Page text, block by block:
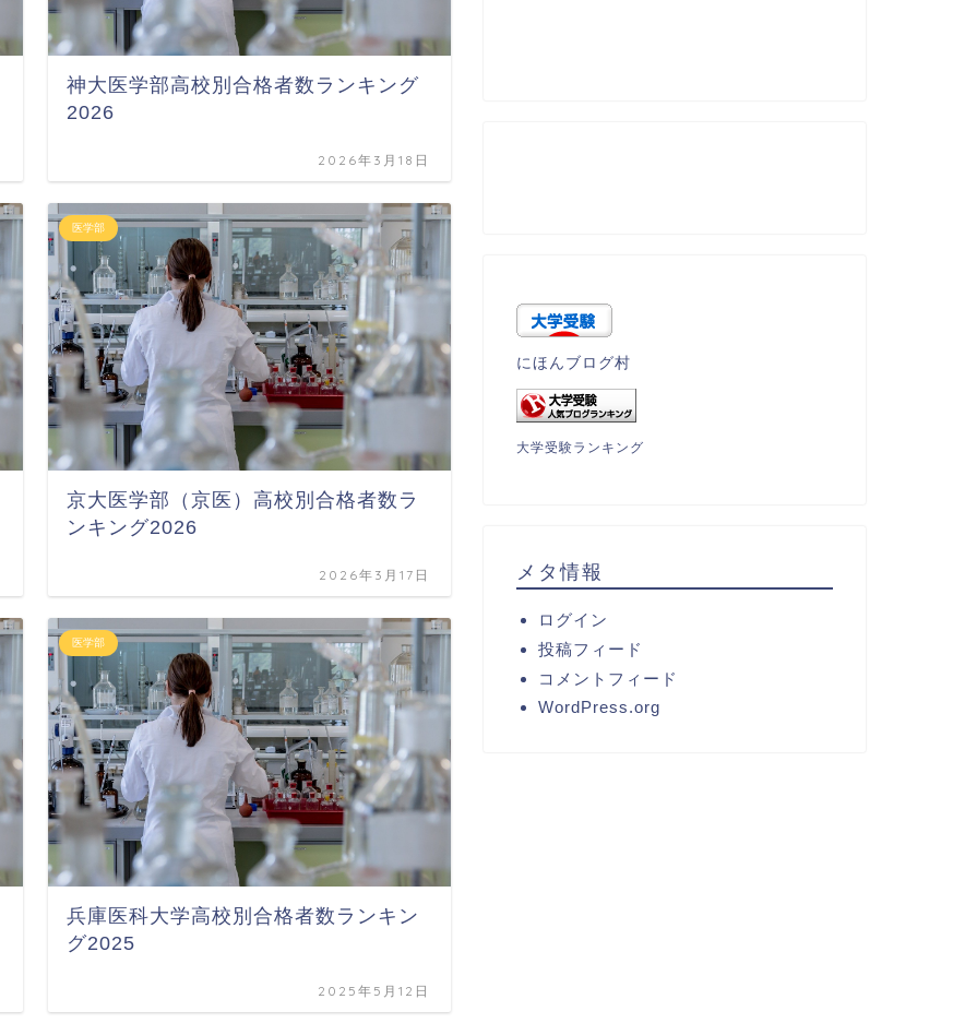
神大医学部高校別合格者数ランキング
2026
2026年3月18日
医学部
京大医学部（京医）高校別合格者数ラ
ンキング2026
2026年3月17日
医学部
兵庫医科大学高校別合格者数ランキン
グ2025
2025年5月12日
にほんブログ村
大学受験ランキング
メタ情報
ログイン
投稿フィード
コメントフィード
WordPress.org